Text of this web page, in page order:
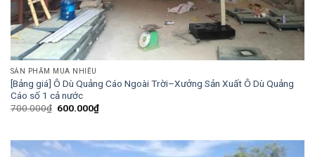
SẢN PHẨM MUA NHIỀU
[Bảng giá] Ô Dù Quảng Cáo Ngoài Trời–Xưởng Sản Xuất Ô Dù Quảng
Cáo số 1 cả nước
700.000₫ Giá
600.000₫Giá
hiện
600.000₫.